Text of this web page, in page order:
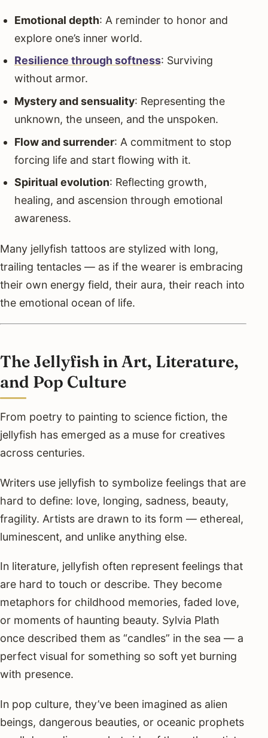
Emotional depth: A reminder to honor and
explore one’s inner world.
Resilience through softness: Surviving
without armor.
Mystery and sensuality: Representing the
unknown, the unseen, and the unspoken.
Flow and surrender: A commitment to stop
forcing life and start flowing with it.
Spiritual evolution: Reflecting growth,
healing, and ascension through emotional
awareness.
Many jellyfish tattoos are stylized with long,
trailing tentacles — as if the wearer is embracing
their own energy field, their aura, their reach into
the emotional ocean of life.
The Jellyfish in Art, Literature,
and Pop Culture
From poetry to painting to science fiction, the
jellyfish has emerged as a muse for creatives
across centuries.
Writers use jellyfish to symbolize feelings that are
hard to define: love, longing, sadness, beauty,
fragility. Artists are drawn to its form — ethereal,
luminescent, and unlike anything else.
In literature, jellyfish often represent feelings that
are hard to touch or describe. They become
metaphors for childhood memories, faded love,
or moments of haunting beauty. Sylvia Plath
once described them as “candles” in the sea — a
perfect visual for something so soft yet burning
with presence.
In pop culture, they’ve been imagined as alien
beings, dangerous beauties, or oceanic prophets